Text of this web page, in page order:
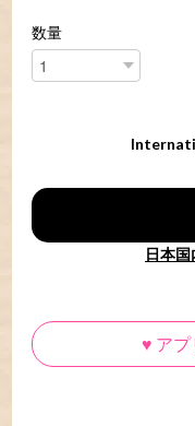
数量
日本
♥ ア